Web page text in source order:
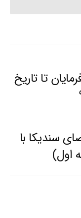
سندیکا با
اول)
تا تاریخ